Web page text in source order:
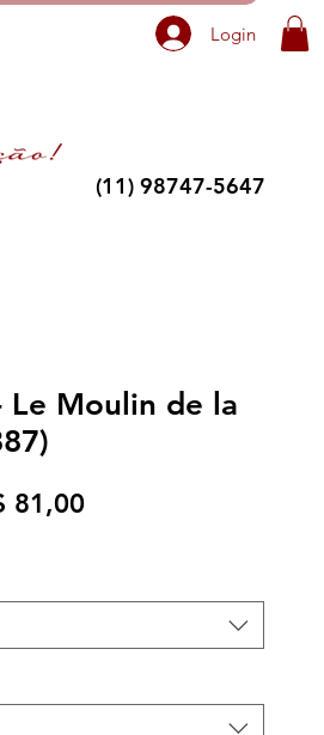
Login
(11) 98747-5647
Le Moulin de la
81,00Preço